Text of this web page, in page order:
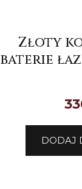
Złoty
baterie
DODAJ